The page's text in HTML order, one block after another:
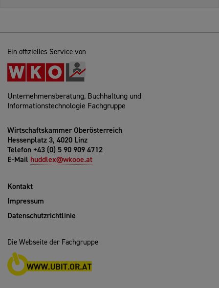
Ein offizielles Service von
Unternehmensberatung, Buchhaltung und
Informationstechnologie Fachgruppe
Wirtschaftskammer Oberösterreich
Hessenplatz 3, 4020 Linz
Telefon +43 (0) 5 90 909 4712
E-Mail huddlex@wkooe.at
Kontakt
Impressum
Datenschutzrichtlinie
Die Webseite der Fachgruppe